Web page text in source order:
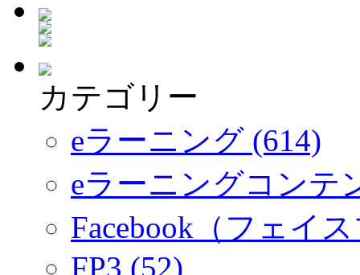
カテゴリー
eラーニング (614)
eラーニングコンテ
Facebook（フェイ
FP3 (52)